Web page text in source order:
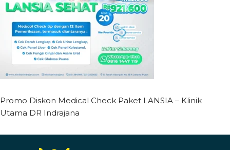
Promo Diskon Medical Check Paket LANSIA – Klinik
Utama DR Indrajana